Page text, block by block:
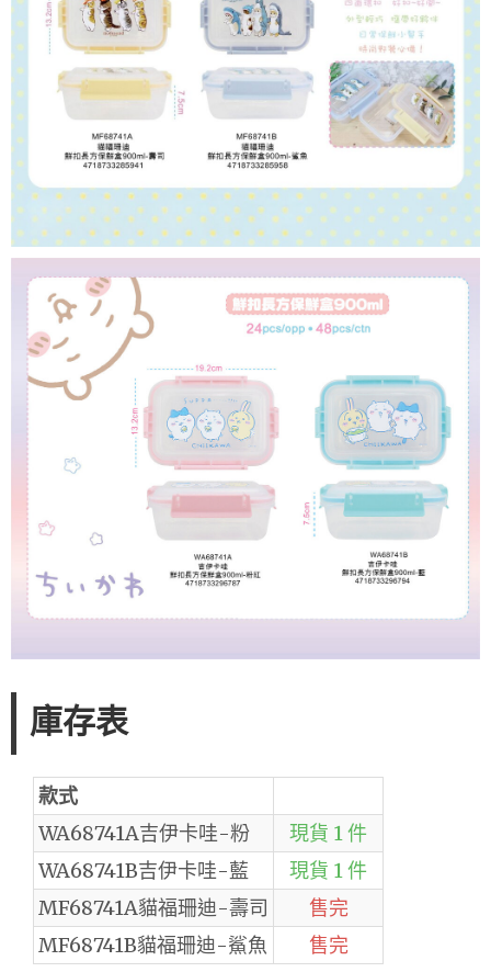
庫存表
款式
WA68741A吉伊卡哇-粉
現貨 1 件
WA68741B吉伊卡哇-藍
現貨 1 件
MF68741A貓福珊迪-壽司
售完
MF68741B貓福珊迪-鯊魚
售完